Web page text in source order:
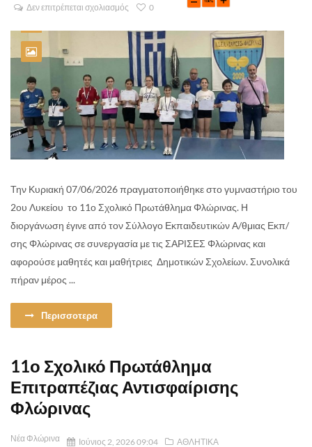
Δεν επιτρέπεται σχολιασμός 0
Την Κυριακή 07/06/2026 πραγματοποιήθηκε στο γυμναστήριο του
2ου Λυκείου το 11ο Σχολικό Πρωτάθλημα Φλώρινας. Η
διοργάνωση έγινε από τον Σύλλογο Εκπαιδευτικών Α/θμιας Εκπ/
σης Φλώρινας σε συνεργασία με τις ΣΑΡΙΣΕΣ Φλώρινας και
αφορούσε μαθητές και μαθήτριες Δημοτικών Σχολείων. Συνολικά
πήραν μέρος ...
Περισσοτερα
11ο Σχολικό Πρωτάθλημα
Επιτραπέζιας Αντισφαίρισης
Φλώρινας
Νέα Φλώρινα Ιούνιος 2, 2026 09:04 ΑΘΛΗΤΙΚΑ